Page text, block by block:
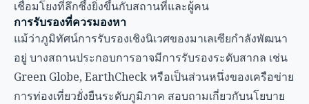
เชื่อมโยงที่ลึกซึ้งยิ่งขึ้นกับสถานที่และผู้คน
การรับรองที่ควรมองหา
แม้ว่าภูมิทัศน์การรับรองเชิงนิเวศของมาเลเซียกำลังพัฒนา
อยู่ บางสถานประกอบการอาจมีการรับรองระดับสากล เช่น
Green Globe, EarthCheck หรือเป็นส่วนหนึ่งของเครือข่าย
การท่องเที่ยวยั่งยืนระดับภูมิภาค สอบถามเกี่ยวกับนโยบาย